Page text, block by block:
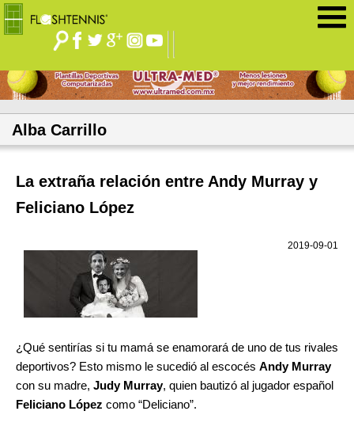
Alba Carrillo
La extraña relación entre Andy Murray y
Feliciano López
2019-09-01
¿Qué sentirías si tu mamá se enamorará de uno de tus rivales
deportivos? Esto mismo le sucedió al escocés Andy Murray
con su madre, Judy Murray, quien bautizó al jugador español
Feliciano López como “Deliciano”.